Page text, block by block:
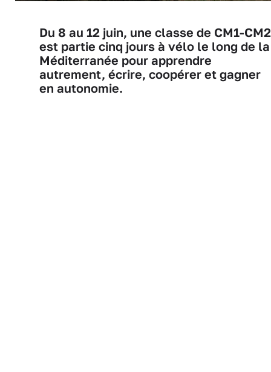
Du 8 au 12 juin, une classe de CM1-CM2
est partie cinq jours à vélo le long de la
Méditerranée pour apprendre
autrement, écrire, coopérer et gagner
en autonomie.